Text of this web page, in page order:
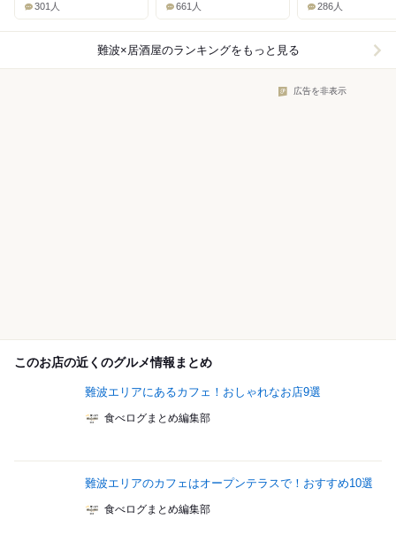
301人 661人 286人
難波×居酒屋のランキングをもっと見る
広告を非表示
このお店の近くのグルメ情報まとめ
難波エリアにあるカフェ！おしゃれなお店9選
食べログまとめ編集部
難波エリアのカフェはオープンテラスで！おすすめ10選
食べログまとめ編集部